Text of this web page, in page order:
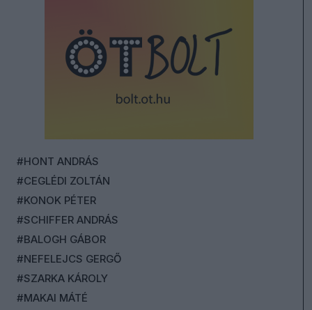
#HONT ANDRÁS
#CEGLÉDI ZOLTÁN
#KONOK PÉTER
#SCHIFFER ANDRÁS
#BALOGH GÁBOR
#NEFELEJCS GERGŐ
#SZARKA KÁROLY
#MAKAI MÁTÉ